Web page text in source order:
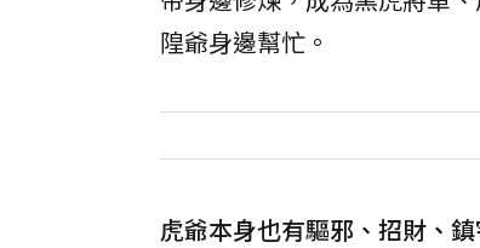
隍爺身邊幫忙。
虎爺本身也有驅邪、招財、鎮